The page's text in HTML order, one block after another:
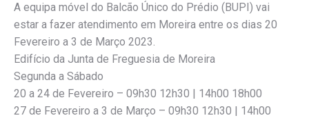
A equipa móvel do Balcão Único do Prédio (BUPI) vai
estar a fazer atendimento em Moreira entre os dias 20
Fevereiro a 3 de Março 2023.
Edifício da Junta de Freguesia de Moreira
Segunda a Sábado
20 a 24 de Fevereiro – 09h30 12h30 | 14h00 18h00
27 de Fevereiro a 3 de Março – 09h30 12h30 | 14h00